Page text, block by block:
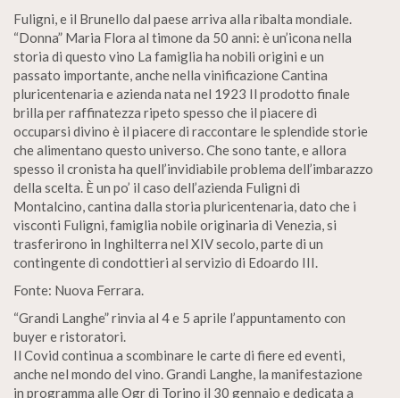
Fuligni, e il Brunello dal paese arriva alla ribalta mondiale.
“Donna” Maria Flora al timone da 50 anni: è un’icona nella
storia di questo vino La famiglia ha nobili origini e un
passato importante, anche nella vinificazione Cantina
pluricentenaria e azienda nata nel 1923 Il prodotto finale
brilla per raffinatezza ripeto spesso che il piacere di
occuparsi divino è il piacere di raccontare le splendide storie
che alimentano questo universo. Che sono tante, e allora
spesso il cronista ha quell’invidiabile problema dell’imbarazzo
della scelta. È un po’ il caso dell’azienda Fuligni di
Montalcino, cantina dalla storia pluricentenaria, dato che i
visconti Fuligni, famiglia nobile originaria di Venezia, si
trasferirono in Inghilterra nel XIV secolo, parte di un
contingente di condottieri al servizio di Edoardo III.
Fonte: Nuova Ferrara.
“Grandi Langhe” rinvia al 4 e 5 aprile l’appuntamento con
buyer e ristoratori.
Il Covid continua a scombinare le carte di fiere ed eventi,
anche nel mondo del vino. Grandi Langhe, la manifestazione
in programma alle Ogr di Torino il 30 gennaio e dedicata a